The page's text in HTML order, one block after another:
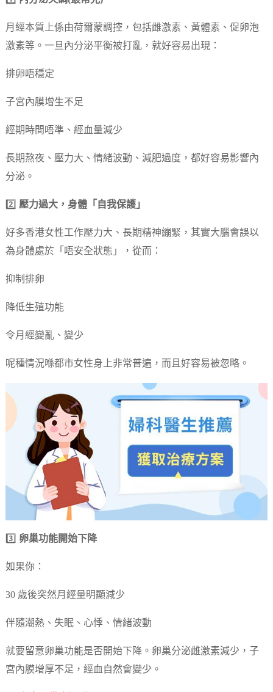
月經本質上係由荷爾蒙調控，包括雌激素、黃體素、促卵泡
激素等。一旦內分泌平衡被打亂，就好容易出現：
排卵唔穩定
子宮內膜增生不足
經期時間唔準、經血量減少
長期熬夜、壓力大、情緒波動、減肥過度，都好容易影響內
分泌。
2️⃣ 壓力過大，身體「自我保護」
好多香港女性工作壓力大、長期精神繃緊，其實大腦會誤以
為身體處於「唔安全狀態」，從而：
抑制排卵
降低生殖功能
令月經變亂、變少
呢種情況喺都市女性身上非常普遍，而且好容易被忽略。
3️⃣ 卵巢功能開始下降
如果你：
30 歲後突然月經量明顯減少
伴隨潮熱、失眠、心悸、情緒波動
就要留意卵巢功能是否開始下降。卵巢分泌雌激素減少，子
宮內膜增厚不足，經血自然會變少。